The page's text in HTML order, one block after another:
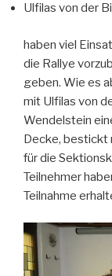
Ulfilas von der
haben viel
die Rallye
geben. Wie es
mit Ulfilas von
Wendelstein
Decke, bestickt
für die
Teilnehmer
Teilnahme